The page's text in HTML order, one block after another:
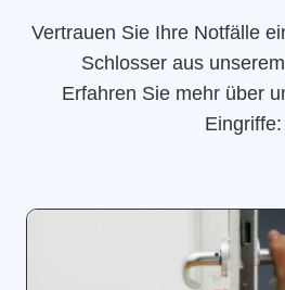
Vertrauen Sie Ihre Notfälle
Schlosser aus
Erfahren Sie mehr über
Eingriffe: